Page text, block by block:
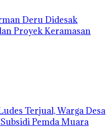
Deru Didesak
Proyek Keramasan
Terjual, Warga Desa
Pemda Muara